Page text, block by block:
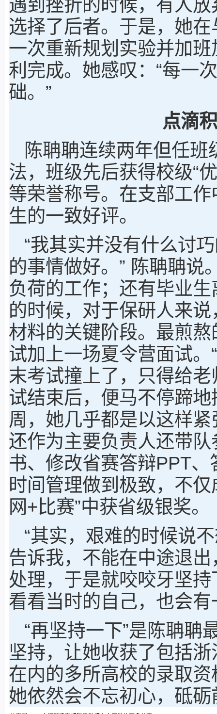
遇到挫折的时候，有人
选择了后者。于是，她
一次重新规划实验并加班
利完成。她感叹：“每一
础。”
点滴
陈聃聃连续两年但任班
法，班级先后获得校级“
等荣誉称号。在支部工
生的一致好评。
“我其实并没有什么讨
的事情做好。” 陈聃聃说
负荷的工作；还有毕业
的时候，对于保研人来
材料的关键阶段。最煎
试加上一场夏令营面试
末考试撞上了，只得给
试结束后，便马不停蹄
周，她几乎都是以这样
还作为主要负责人还带队
书、修改省赛答辩PPT
时间管理做到极致，不
网+比赛”中获省级银奖。
“其实，艰难的时候说
告诉我，不能在中途退
处理，于是就咬咬牙坚持
看看当时的自己，也会有
“再坚持一下”是陈聃聃
坚持，让她收获了包括
在内的多所高校的录取
她依然会不忘初心，砥砺